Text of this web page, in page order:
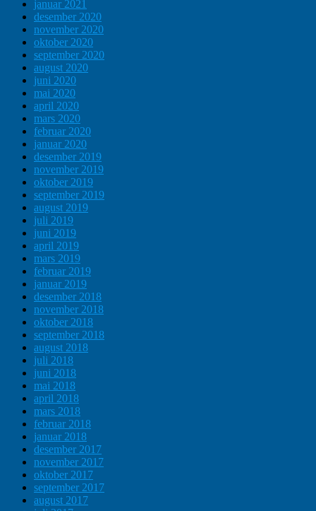
januar 2021
desember 2020
november 2020
oktober 2020
september 2020
august 2020
juni 2020
mai 2020
april 2020
mars 2020
februar 2020
januar 2020
desember 2019
november 2019
oktober 2019
september 2019
august 2019
juli 2019
juni 2019
april 2019
mars 2019
februar 2019
januar 2019
desember 2018
november 2018
oktober 2018
september 2018
august 2018
juli 2018
juni 2018
mai 2018
april 2018
mars 2018
februar 2018
januar 2018
desember 2017
november 2017
oktober 2017
september 2017
august 2017